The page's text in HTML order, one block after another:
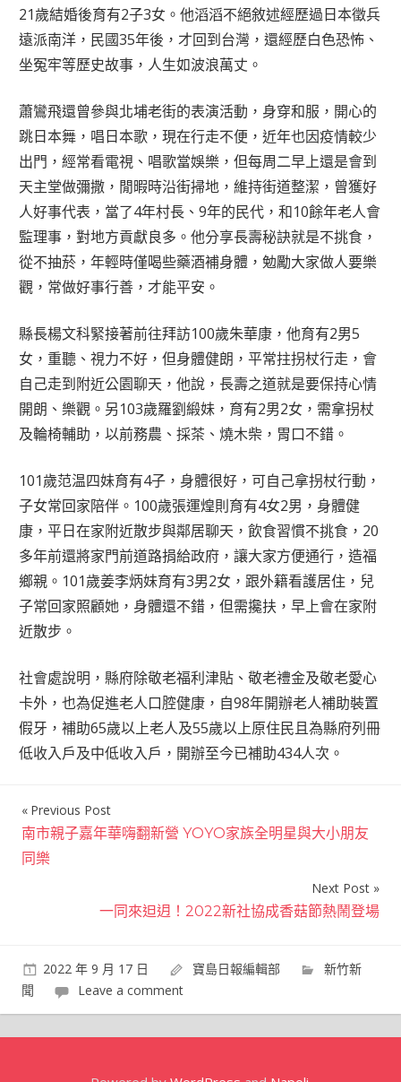
21歲結婚後育有2子3女。他滔滔不絕敘述經歷過日本徵兵
遠派南洋，民國35年後，才回到台灣，還經歷白色恐怖、
坐冤牢等歷史故事，人生如波浪萬丈。
蕭鸞飛還曾參與北埔老街的表演活動，身穿和服，開心的
跳日本舞，唱日本歌，現在行走不便，近年也因疫情較少
出門，經常看電視、唱歌當娛樂，但每周二早上還是會到
天主堂做彌撒，閒暇時沿街掃地，維持街道整潔，曾獲好
人好事代表，當了4年村長、9年的民代，和10餘年老人會
監理事，對地方貢獻良多。他分享長壽秘訣就是不挑食，
從不抽菸，年輕時僅喝些藥酒補身體，勉勵大家做人要樂
觀，常做好事行善，才能平安。
縣長楊文科緊接著前往拜訪100歲朱華康，他育有2男5
女，重聽、視力不好，但身體健朗，平常拄拐杖行走，會
自己走到附近公園聊天，他說，長壽之道就是要保持心情
開朗、樂觀。另103歲羅劉緞妹，育有2男2女，需拿拐杖
及輪椅輔助，以前務農、採茶、燒木柴，胃口不錯。
101歲范温四妹育有4子，身體很好，可自己拿拐杖行動，
子女常回家陪伴。100歲張運煌則育有4女2男，身體健
康，平日在家附近散步與鄰居聊天，飲食習慣不挑食，20
多年前還將家門前道路捐給政府，讓大家方便通行，造福
鄉親。101歲姜李炳妹育有3男2女，跟外籍看護居住，兒
子常回家照顧她，身體還不錯，但需攙扶，早上會在家附
近散步。
社會處說明，縣府除敬老福利津貼、敬老禮金及敬老愛心
卡外，也為促進老人口腔健康，自98年開辦老人補助裝置
假牙，補助65歲以上老人及55歲以上原住民且為縣府列冊
低收入戶及中低收入戶，開辦至今已補助434人次。
文
章
Previous Post
南市親子嘉年華嗨翻新營 YOYO家族全明星與大小朋友
同樂
Next Post
一同來𨑨迌！2022新社協成香菇節熱鬧登場
2022 年 9 月 17 日 寶島日報編輯部
新竹新
聞
Leave a comment